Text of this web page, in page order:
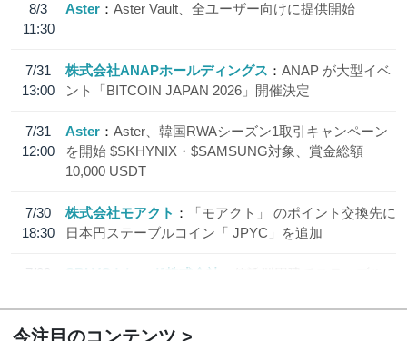
8/3
11:30
Aster Aster Vault、全ユーザー向けに提供開始
7/31
13:00
株式会社ANAPホールディングス
ANAP が大型イベ
ント「BITCOIN JAPAN 2026」開催決定
7/31
12:00
Aster
Aster、韓国RWAシーズン1取引キャンペーン
を開始 $SKHYNIX・$SAMSUNG対象、賞金総額
10,000 USDT
7/30
18:30
株式会社モアクト
「モアクト」 のポイント交換先に
日本円ステーブルコイン「 JPYC」を追加
7/29
SBI VCトレード株式会社
信託型円建てステーブル
今注目のコンテンツ